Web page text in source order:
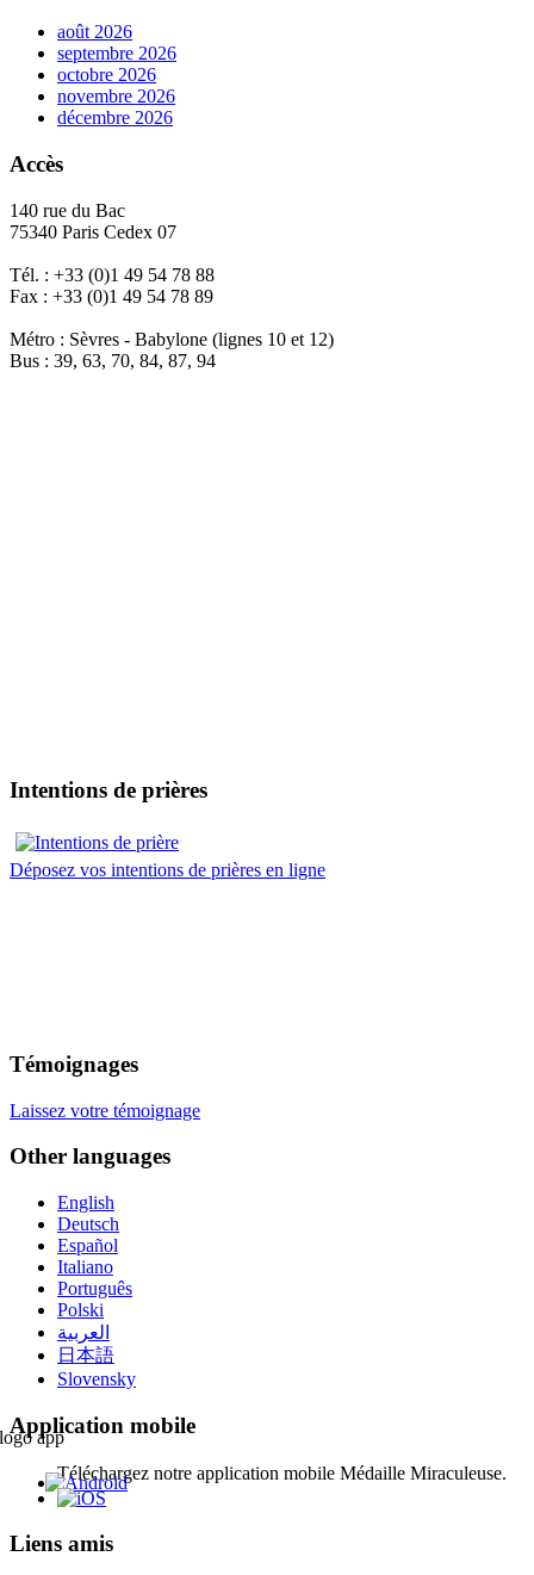
août 2026
septembre 2026
octobre 2026
novembre 2026
décembre 2026
Accès
140 rue du Bac
75340 Paris Cedex 07
Tél. : +33 (0)1 49 54 78 88
Fax : +33 (0)1 49 54 78 89
Métro : Sèvres - Babylone (lignes 10 et 12)
Bus : 39, 63, 70, 84, 87, 94
Intentions de prières
Déposez vos intentions de prières en ligne
Témoignages
Laissez votre témoignage
Other languages
English
Deutsch
Español
Italiano
Português
Polski
العربية
日本語
Slovensky
Application mobile
Téléchargez notre application mobile Médaille Miraculeuse.
Liens amis